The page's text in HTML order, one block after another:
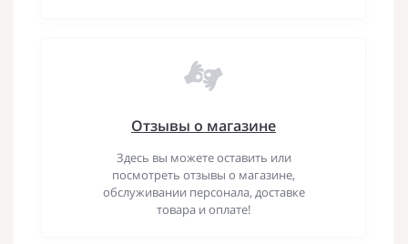
Отзывы о магазине
Здесь вы можете оставить или
посмотреть отзывы о магазине,
обслуживании персонала, доставке
товара и оплате!